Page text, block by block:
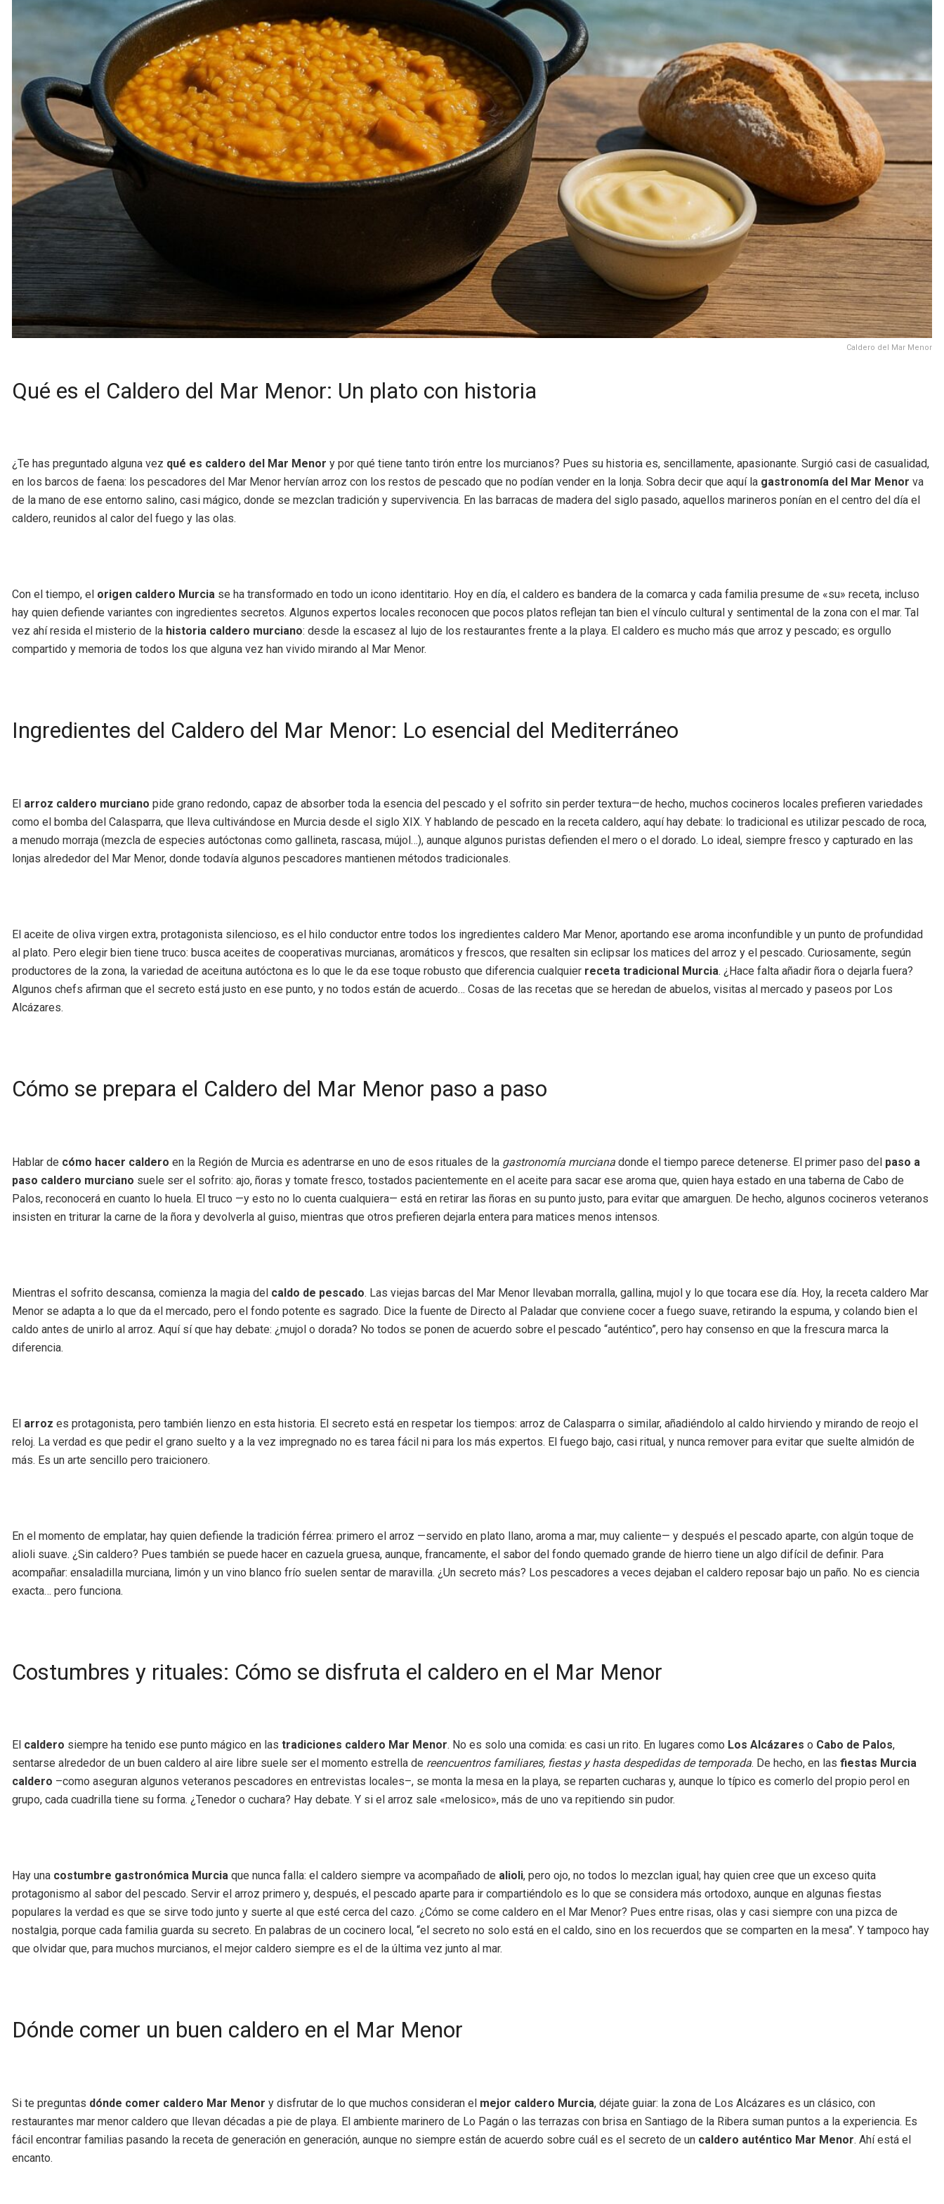
Caldero del Mar Menor
Qué es el Caldero del Mar Menor: Un plato con historia
¿Te has preguntado alguna vez qué es caldero del Mar Menor y por qué tiene tanto tirón entre los murcianos? Pues su historia es, sencillamente, apasionante. Surgió casi de casualidad,
en los barcos de faena: los pescadores del Mar Menor hervían arroz con los restos de pescado que no podían vender en la lonja. Sobra decir que aquí la gastronomía del Mar Menor va
de la mano de ese entorno salino, casi mágico, donde se mezclan tradición y supervivencia. En las barracas de madera del siglo pasado, aquellos marineros ponían en el centro del día el
caldero, reunidos al calor del fuego y las olas.
Con el tiempo, el origen caldero Murcia se ha transformado en todo un icono identitario. Hoy en día, el caldero es bandera de la comarca y cada familia presume de «su» receta, incluso
hay quien defiende variantes con ingredientes secretos. Algunos expertos locales reconocen que pocos platos reflejan tan bien el vínculo cultural y sentimental de la zona con el mar. Tal
vez ahí resida el misterio de la historia caldero murciano: desde la escasez al lujo de los restaurantes frente a la playa. El caldero es mucho más que arroz y pescado; es orgullo
compartido y memoria de todos los que alguna vez han vivido mirando al Mar Menor.
Ingredientes del Caldero del Mar Menor: Lo esencial del Mediterráneo
El arroz caldero murciano pide grano redondo, capaz de absorber toda la esencia del pescado y el sofrito sin perder textura—de hecho, muchos cocineros locales prefieren variedades
como el bomba del Calasparra, que lleva cultivándose en Murcia desde el siglo XIX. Y hablando de pescado en la receta caldero, aquí hay debate: lo tradicional es utilizar pescado de roca,
a menudo morraja (mezcla de especies autóctonas como gallineta, rascasa, mújol…), aunque algunos puristas defienden el mero o el dorado. Lo ideal, siempre fresco y capturado en las
lonjas alrededor del Mar Menor, donde todavía algunos pescadores mantienen métodos tradicionales.
El aceite de oliva virgen extra, protagonista silencioso, es el hilo conductor entre todos los ingredientes caldero Mar Menor, aportando ese aroma inconfundible y un punto de profundidad
al plato. Pero elegir bien tiene truco: busca aceites de cooperativas murcianas, aromáticos y frescos, que resalten sin eclipsar los matices del arroz y el pescado. Curiosamente, según
productores de la zona, la variedad de aceituna autóctona es lo que le da ese toque robusto que diferencia cualquier receta tradicional Murcia. ¿Hace falta añadir ñora o dejarla fuera?
Algunos chefs afirman que el secreto está justo en ese punto, y no todos están de acuerdo… Cosas de las recetas que se heredan de abuelos, visitas al mercado y paseos por Los
Alcázares.
Cómo se prepara el Caldero del Mar Menor paso a paso
Hablar de cómo hacer caldero en la Región de Murcia es adentrarse en uno de esos rituales de la gastronomía murciana donde el tiempo parece detenerse. El primer paso del paso a
paso caldero murciano suele ser el sofrito: ajo, ñoras y tomate fresco, tostados pacientemente en el aceite para sacar ese aroma que, quien haya estado en una taberna de Cabo de
Palos, reconocerá en cuanto lo huela. El truco —y esto no lo cuenta cualquiera— está en retirar las ñoras en su punto justo, para evitar que amarguen. De hecho, algunos cocineros veteranos
insisten en triturar la carne de la ñora y devolverla al guiso, mientras que otros prefieren dejarla entera para matices menos intensos.
Mientras el sofrito descansa, comienza la magia del caldo de pescado. Las viejas barcas del Mar Menor llevaban morralla, gallina, mujol y lo que tocara ese día. Hoy, la receta caldero Mar
Menor se adapta a lo que da el mercado, pero el fondo potente es sagrado. Dice la fuente de Directo al Paladar que conviene cocer a fuego suave, retirando la espuma, y colando bien el
caldo antes de unirlo al arroz. Aquí sí que hay debate: ¿mujol o dorada? No todos se ponen de acuerdo sobre el pescado “auténtico”, pero hay consenso en que la frescura marca la
diferencia.
El arroz es protagonista, pero también lienzo en esta historia. El secreto está en respetar los tiempos: arroz de Calasparra o similar, añadiéndolo al caldo hirviendo y mirando de reojo el
reloj. La verdad es que pedir el grano suelto y a la vez impregnado no es tarea fácil ni para los más expertos. El fuego bajo, casi ritual, y nunca remover para evitar que suelte almidón de
más. Es un arte sencillo pero traicionero.
En el momento de emplatar, hay quien defiende la tradición férrea: primero el arroz —servido en plato llano, aroma a mar, muy caliente— y después el pescado aparte, con algún toque de
alioli suave. ¿Sin caldero? Pues también se puede hacer en cazuela gruesa, aunque, francamente, el sabor del fondo quemado grande de hierro tiene un algo difícil de definir. Para
acompañar: ensaladilla murciana, limón y un vino blanco frío suelen sentar de maravilla. ¿Un secreto más? Los pescadores a veces dejaban el caldero reposar bajo un paño. No es ciencia
exacta… pero funciona.
Costumbres y rituales: Cómo se disfruta el caldero en el Mar Menor
El caldero siempre ha tenido ese punto mágico en las tradiciones caldero Mar Menor. No es solo una comida: es casi un rito. En lugares como Los Alcázares o Cabo de Palos,
sentarse alrededor de un buen caldero al aire libre suele ser el momento estrella de reencuentros familiares, fiestas y hasta despedidas de temporada. De hecho, en las fiestas Murcia
caldero –como aseguran algunos veteranos pescadores en entrevistas locales–, se monta la mesa en la playa, se reparten cucharas y, aunque lo típico es comerlo del propio perol en
grupo, cada cuadrilla tiene su forma. ¿Tenedor o cuchara? Hay debate. Y si el arroz sale «melosico», más de uno va repitiendo sin pudor.
Hay una costumbre gastronómica Murcia que nunca falla: el caldero siempre va acompañado de alioli, pero ojo, no todos lo mezclan igual; hay quien cree que un exceso quita
protagonismo al sabor del pescado. Servir el arroz primero y, después, el pescado aparte para ir compartiéndolo es lo que se considera más ortodoxo, aunque en algunas fiestas
populares la verdad es que se sirve todo junto y suerte al que esté cerca del cazo. ¿Cómo se come caldero en el Mar Menor? Pues entre risas, olas y casi siempre con una pizca de
nostalgia, porque cada familia guarda su secreto. En palabras de un cocinero local, “el secreto no solo está en el caldo, sino en los recuerdos que se comparten en la mesa”. Y tampoco hay
que olvidar que, para muchos murcianos, el mejor caldero siempre es el de la última vez junto al mar.
Dónde comer un buen caldero en el Mar Menor
Si te preguntas dónde comer caldero Mar Menor y disfrutar de lo que muchos consideran el mejor caldero Murcia, déjate guiar: la zona de Los Alcázares es un clásico, con
restaurantes mar menor caldero que llevan décadas a pie de playa. El ambiente marinero de Lo Pagán o las terrazas con brisa en Santiago de la Ribera suman puntos a la experiencia. Es
fácil encontrar familias pasando la receta de generación en generación, aunque no siempre están de acuerdo sobre cuál es el secreto de un caldero auténtico Mar Menor. Ahí está el
encanto.